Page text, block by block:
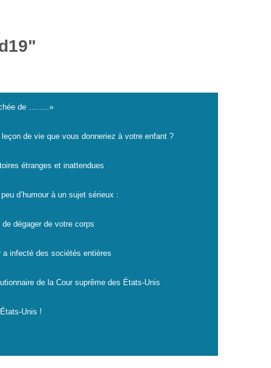
de ……..»
de vie que vous donneriez à votre enfant ?
étranges et inattendues
d’humour à un sujet sérieux :
dégager de votre corps
infecté des sociétés entières
de la Cour suprême des États-Unis
Unis !